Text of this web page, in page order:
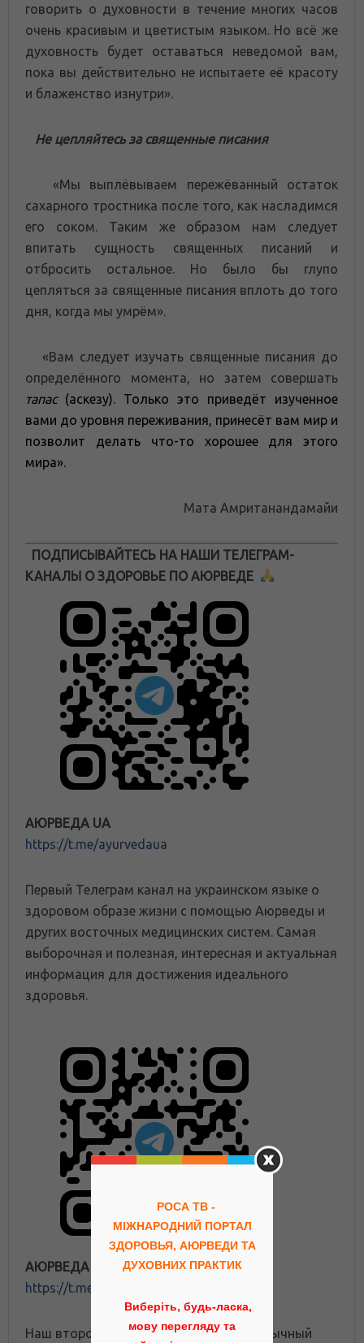
говорить о духовности в течение многих часов
очень красивым и цветистым языком. Но всё же
духовность будет оставаться неведомой вам,
пока вы действительно не испытаете её красоту
и блаженство изнутри».
Не цепляйтесь за священные писания
«Мы выплёвываем пережёванный остаток
сахарного тростника после того, как насладимся
его соком. Таким же образом нам следует
впитать сущность священных писаний и
отбросить остальное. Но было бы глупо
цепляться за священные писания вплоть до того
дня, когда мы умрём».
«Вам следует изучать священные писания до
определённого момента, но затем совершать
тапас(аскезу). Только это приведёт изученное
вами до уровня переживания, принесёт вам мир и
позволит делать что-то хорошее для этого
мира».
Мата Амританандамайи
ПОДПИСЫВАЙТЕСЬ НА НАШИ ТЕЛЕГРАМ-
КАНАЛЫ О ЗДОРОВЬЕ ПО АЮРВЕДЕ
АЮРВЕДА UA
https://t.me/ayurvedaua
Первый Телеграм канал на украинском языке о
здоровом образе жизни с помощью Аюрведы и
других восточных медицинских систем. Самая
выборочная и полезная, интересная и актуальная
информация для достижения идеального
здоровья.
АЮРВЕДА ПОРТАЛ
https://t.me/ayurveda_rosa
Наш второй, международный русскоязычный
РОСА ТВ -
МІЖНАРОДНИЙ ПОРТАЛ
ЗДОРОВЬЯ, АЮРВЕДИ ТА
ДУХОВНИХ ПРАКТИК
Виберіть, будь-ласка,
мову перегляду та